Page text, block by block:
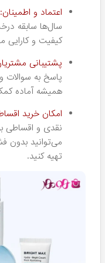
اعتماد و اطمینان:
سال‌ها سابقه
کیفیت و کارایی
پشتیبانی
پاسخ به سوالات
همیشه آماده
امکان خرید
نقدی و اقساطی
می‌توانید بدون
تهیه کنید.